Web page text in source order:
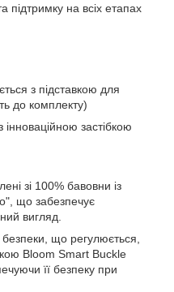
підтримку на всіх етапах
з підставкою для
до комплекту)
застібкою
зі 100% бавовни із
що забезпечує
вигляд.
що регулюється,
Bloom Smart Buckle
її безпеку при